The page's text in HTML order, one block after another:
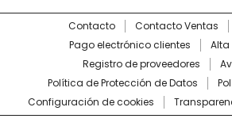
Contacto Contacto Ventas
Pago electrónico clientes
Alta
Registro de proveedores
Política de Protección de Datos
Configuración de cookies